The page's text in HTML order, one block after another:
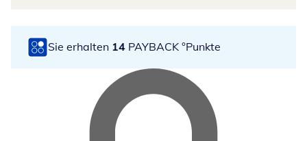
Sie erhalten 14 PAYBACK °Punkte